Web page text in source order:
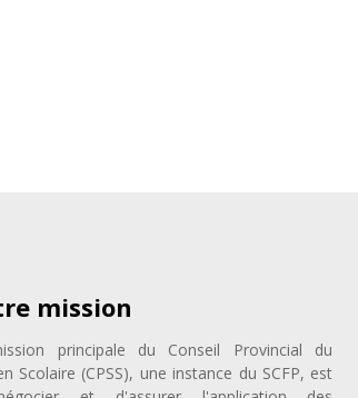
mission
principale du Conseil Provincial du
Scolaire (CPSS), une instance du SCFP, est